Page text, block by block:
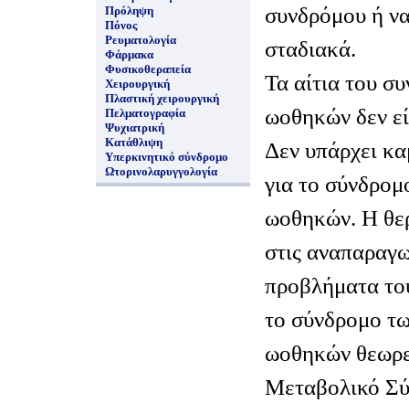
Πρόληψη
Πόνος
Ρευματολογία
Φάρμακα
Φυσικοθεραπεία
Χειρουργική
Πλαστική χειρουργική
Πελματογραφία
Ψυχιατρική
Κατάθλιψη
Υπερκινητικό σύνδρομο
Ωτορινολαρυγγολογία
συνδρόμου ή
σταδιακά.
Τα αίτια του
ωοθηκών δεν
Δεν υπάρχει
για το
ωοθηκών. Η
στις
προβλήματα
το σύνδρομο
ωοθηκών
Μεταβολικό